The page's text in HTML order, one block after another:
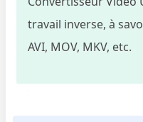
travail inverse, à
AVI, MOV, MKV, etc.